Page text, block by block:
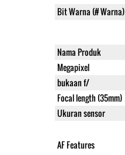
Bit Warna (# Warna)
Nama Produk
Megapixel
bukaan f/
Focal length (35mm)
Ukuran sensor
AF Features